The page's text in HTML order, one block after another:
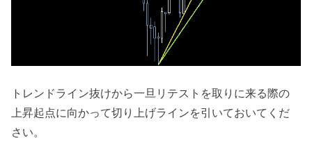
トレンドライン抜けから一旦リテストを取りに来る際の
上昇起点に向かって切り上げラインを引いておいてくだ
さい。